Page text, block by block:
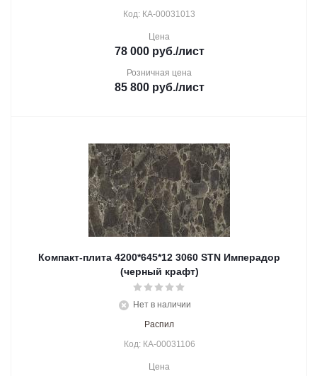
Код: КА-00031013
Цена
78 000руб./лист
Розничная цена
85 800руб./лист
Компакт-плита 4200*645*12 3060 STN Имперадор
(черный крафт)
Нет в наличии
Распил
Код: КА-00031106
Цена